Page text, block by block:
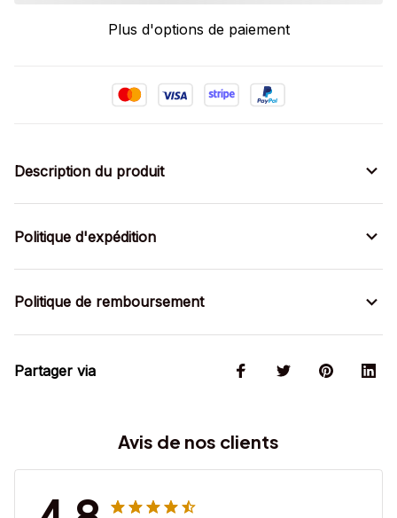
Plus d'options de paiement
Description du produit
Politique d'expédition
Politique de remboursement
Partager via
Avis de nos clients